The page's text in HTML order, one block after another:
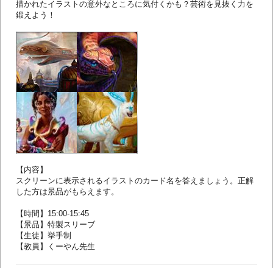
描かれたイラストの意外なところに気付くかも？芸術を見抜く力を
鍛えよう！
【内容】
スクリーンに表示されるイラストのカード名を答えましょう。正解
した方は景品がもらえます。
【時間】15:00-15:45
【景品】特製スリーブ
【生徒】挙手制
【教員】くーやん先生